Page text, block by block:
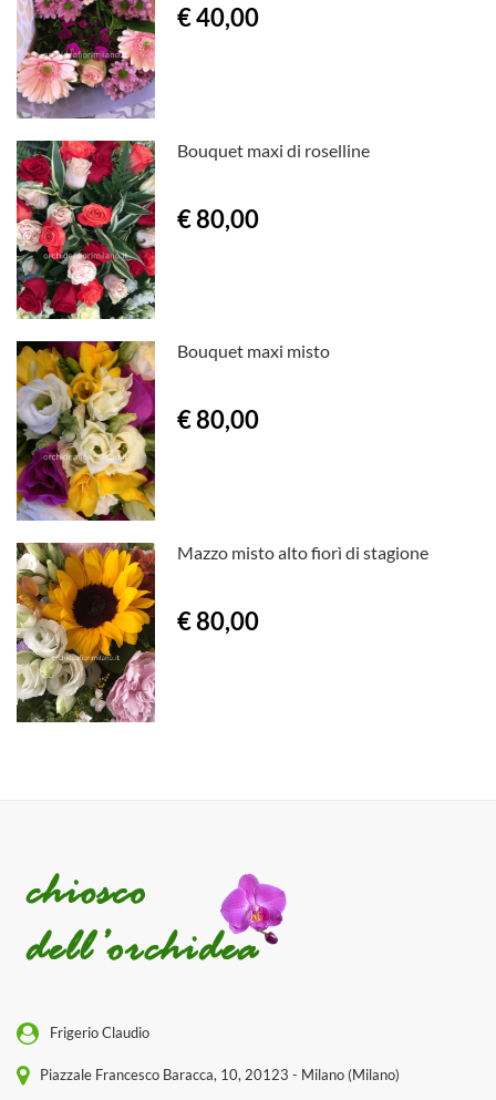
€ 40,00
Bouquet maxi di roselline
€ 80,00
Bouquet maxi misto
€ 80,00
Mazzo misto alto fiorì di stagione
€ 80,00
Frigerio Claudio
Piazzale Francesco Baracca, 10, 20123 - Milano (Milano)